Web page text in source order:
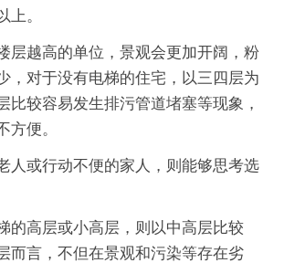
上。
层越高的单位，景观会更加开阔，粉
，对于没有电梯的住宅，以三四层为
比较容易发生排污管道堵塞等现象，
方便。
人或行动不便的家人，则能够思考选
的高层或小高层，则以中高层比较
而言，不但在景观和污染等存在劣